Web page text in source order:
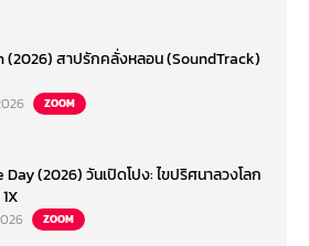
(2026) สาปรักคลั่งหลอน (SoundTrack)
ZOOM
(2026) วันเปิดโปง: ไขปริศนาลวงโลก
ZOOM